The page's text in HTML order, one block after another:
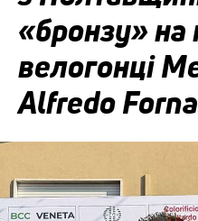
«бронзу» на
велогонці
Alfredo